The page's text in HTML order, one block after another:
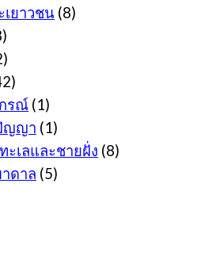
เยาวชน (8)
รณ์ (1)
ญญา (1)
ะเลและชายฝั่ง (8)
ดาล (5)